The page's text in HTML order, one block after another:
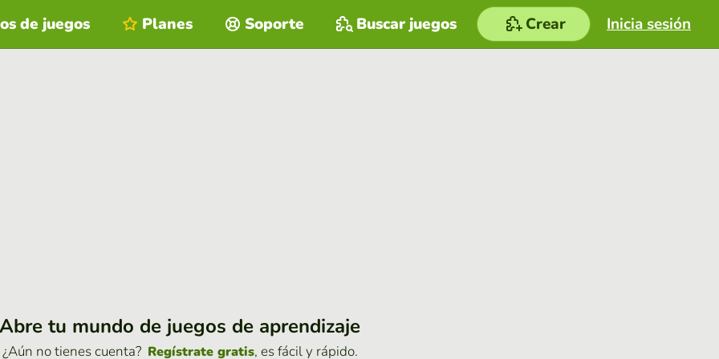
Inicia sesión
de juegos Planes Soporte Buscar juegos Crear
Abre tu mundo de juegos de aprendizaje
¿Aún no tienes cuenta? Regístrate gratis, es fácil y rápido.